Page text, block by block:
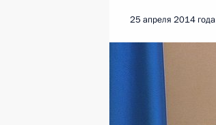
25 апреля 2014 года